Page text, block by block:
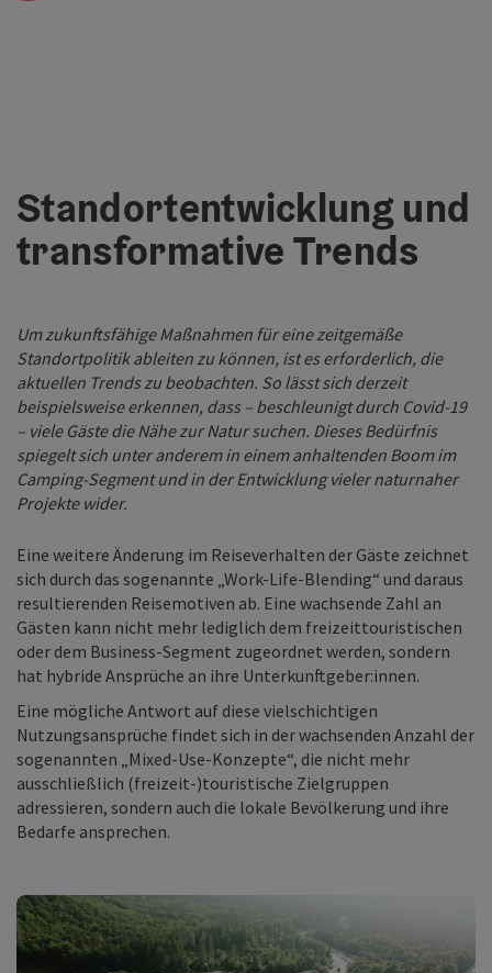
Standortentwicklung und
transformative Trends
Um zukunftsfähige Maßnahmen für eine zeitgemäße
Standortpolitik ableiten zu können, ist es erforderlich, die
aktuellen Trends zu beobachten. So lässt sich derzeit
beispielsweise erkennen, dass – beschleunigt durch Covid-19
– viele Gäste die Nähe zur Natur suchen. Dieses Bedürfnis
spiegelt sich unter anderem in einem anhaltenden Boom im
Camping-Segment und in der Entwicklung vieler naturnaher
Projekte wider.
Eine weitere Änderung im Reiseverhalten der Gäste zeichnet
sich durch das sogenannte „Work-Life-Blending“ und daraus
resultierenden Reisemotiven ab. Eine wachsende Zahl an
Gästen kann nicht mehr lediglich dem freizeittouristischen
oder dem Business-Segment zugeordnet werden, sondern
hat hybride Ansprüche an ihre Unterkunftgeber:innen.
Eine mögliche Antwort auf diese vielschichtigen
Nutzungsansprüche findet sich in der wachsenden Anzahl der
sogenannten „Mixed-Use-Konzepte“, die nicht mehr
ausschließlich (freizeit-)touristische Zielgruppen
adressieren, sondern auch die lokale Bevölkerung und ihre
Bedarfe ansprechen.